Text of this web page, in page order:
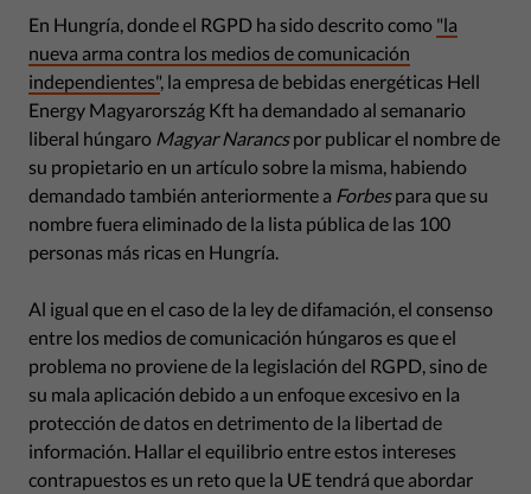
En Hungría, donde el RGPD ha sido descrito como "la
nueva arma contra los medios de comunicación
independientes", la empresa de bebidas energéticas Hell
Energy Magyarország Kft ha demandado al semanario
liberal húngaro Magyar Narancspor publicar el nombre de
su propietario en un artículo sobre la misma, habiendo
demandado también anteriormente a Forbespara que su
nombre fuera eliminado de la lista pública de las 100
personas más ricas en Hungría.
Al igual que en el caso de la ley de difamación, el consenso
entre los medios de comunicación húngaros es que el
problema no proviene de la legislación del RGPD, sino de
su mala aplicación debido a un enfoque excesivo en la
protección de datos en detrimento de la libertad de
información. Hallar el equilibrio entre estos intereses
contrapuestos es un reto que la UE tendrá que abordar